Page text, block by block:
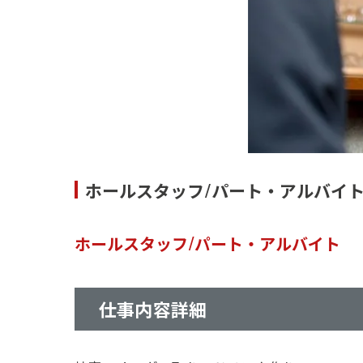
ホールスタッフ/パート・アルバイ
ホールスタッフ/パート・アルバイト
仕事内容詳細